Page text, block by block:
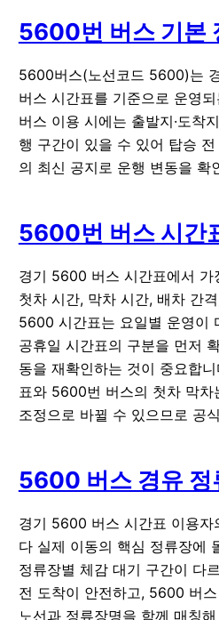
5600번 버스 기본
5600버스(노선코드 5600)는
버스 시간표를 기준으로 운영
버스 이용 시에는 출발지·도착
행 구간이 있을 수 있어 탑승
의 최신 공지로 운행 변동을 확
5600번 버스 시간
경기 5600 버스 시간표에서 가
첫차 시간, 막차 시간, 배차 간격
5600 시간표는 요일별 운영이
공휴일 시간표의 구분을 먼저
동을 재확인하는 것이 중요합
표와 5600번 버스의 첫차 막차
조정으로 바뀔 수 있으므로 공
5600 버스 경유 정
경기 5600 버스 시간표 이용자
다 실제 이동의 핵심 정류장에
정류장별 체감 대기 구간이 다
전 도착이 안전하고, 5600 버
노선과 정류장명을 함께 매칭